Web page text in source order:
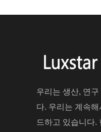
우리는 생산, 연
다. 우리는 계속해
드하고 있습니다.